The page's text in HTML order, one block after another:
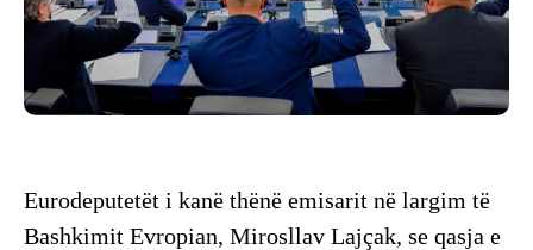
Eurodeputetët i kanë thënë emisarit në largim të
Bashkimit Evropian, Mirosllav Lajçak, se qasja e